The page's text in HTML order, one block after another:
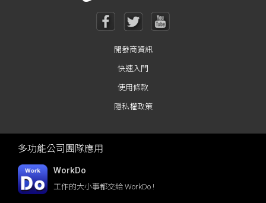
開發商資訊
快速入門
使用條款
隱私權政策
多功能公司團隊應用
WorkDo
工作的大小事都交給 WorkDo !